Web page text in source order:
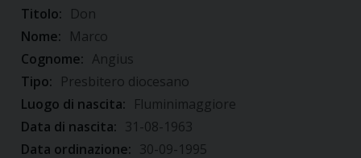
Titolo: Don
Nome: Marco
Cognome: Angius
Tipo: Presbitero diocesano
Luogo di nascita: Fluminimaggiore
Data di nascita: 31-08-1963
Data ordinazione: 30-09-1995